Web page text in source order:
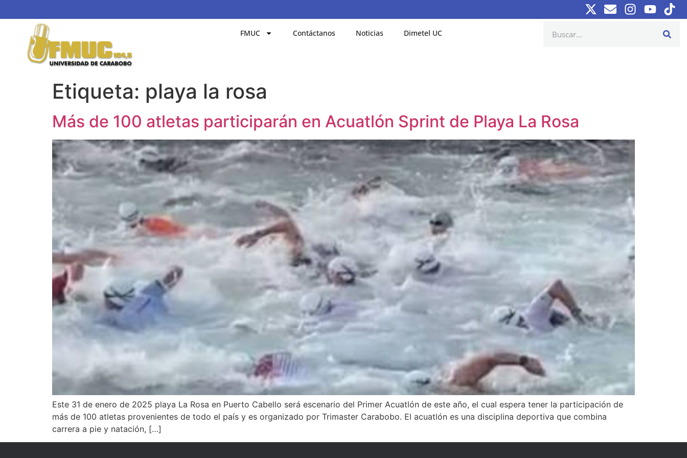
FMUC Contáctanos Noticias Dimetel UC
Etiqueta: playa la rosa
Más de 100 atletas participarán en Acuatlón Sprint de Playa La Rosa
Este 31 de enero de 2025 playa La Rosa en Puerto Cabello será escenario del Primer Acuatlón de este año, el cual espera tener la participación de
más de 100 atletas provenientes de todo el país y es organizado por Trimaster Carabobo. El acuatlón es una disciplina deportiva que combina
carrera a pie y natación, […]